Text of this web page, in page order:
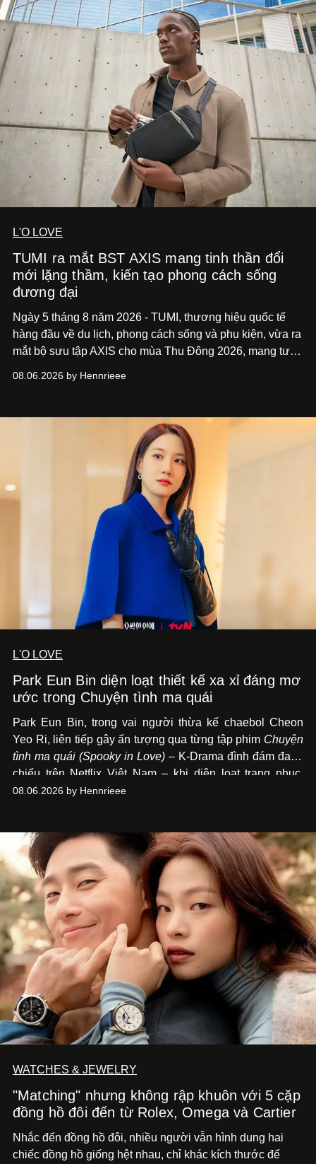
solo được đầu tư toàn diện từ sáng tác, sản xuất, trình
diễn đến hình ảnh.
L'O LOVE
TUMI ra mắt BST AXIS mang tinh thần đổi
mới lặng thầm, kiến tạo phong cách sống
đương đại
Ngày 5 tháng 8 năm 2026 - TUMI, thương hiệu quốc tế
hàng đầu về du lịch, phong cách sống và phụ kiện, vừa ra
mắt bộ sưu tập AXIS cho mùa Thu Đông 2026, mang tư
và phong cách sống hiện đại bằng thiết kế sắc nét, chuẩn
08.06.2026 by Hennrieee
L'O LOVE
Park Eun Bin diện loạt thiết kế xa xỉ đáng mơ
ước trong Chuyện tình ma quái
Park Eun Bin, trong vai người thừa kế chaebol Cheon
Yeo Ri, liên tiếp gây ấn tượng qua từng tập phim Chuyện
tình ma quái (Spooky in Love) – K-Drama đình đám đang
chiếu trên Netflix Việt Nam – khi diện loạt trang phục,
đồng hồ & trang sức xa xỉ tương xứng với địa vị trên màn
08.06.2026 by Hennrieee
WATCHES & JEWELRY
"Matching" nhưng không rập khuôn với 5 cặp
đồng hồ đôi đến từ Rolex, Omega và Cartier
Nhắc đến đồng hồ đôi, nhiều người vẫn hình dung hai
chiếc đồng hồ giống hệt nhau, chỉ khác kích thước để